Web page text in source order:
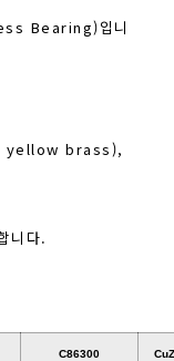
Bearing)입니
yellow brass),
니다.
C86300